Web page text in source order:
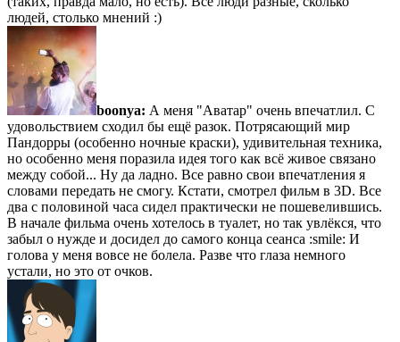
людей, столько мнений :)
boonya: А меня "Аватар" очень впечатлил. С
удовольствием сходил бы ещё разок. Потрясающий мир
Пандорры (особенно ночные краски), удивительная техника,
но особенно меня поразила идея того как всё живое связано
между собой... Ну да ладно. Все равно свои впечатления я
словами передать не смогу. Кстати, смотрел фильм в 3D. Все
два с половиной часа сидел практически не пошевелившись.
В начале фильма очень хотелось в туалет, но так увлёкся, что
забыл о нужде и досидел до самого конца сеанса :smile: И
голова у меня вовсе не болела. Разве что глаза немного
устали, но это от очков.